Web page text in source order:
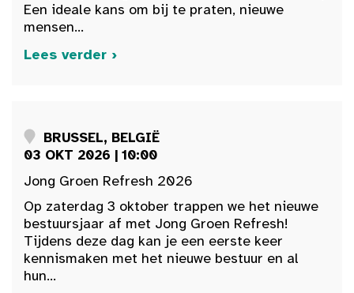
Een ideale kans om bij te praten, nieuwe
mensen...
Lees verder ›
BRUSSEL, BELGIË
03 OKT 2026 | 10:00
Jong Groen Refresh 2026
Op zaterdag 3 oktober trappen we het nieuwe
bestuursjaar af met Jong Groen Refresh!
Tijdens deze dag kan je een eerste keer
kennismaken met het nieuwe bestuur en al
hun...